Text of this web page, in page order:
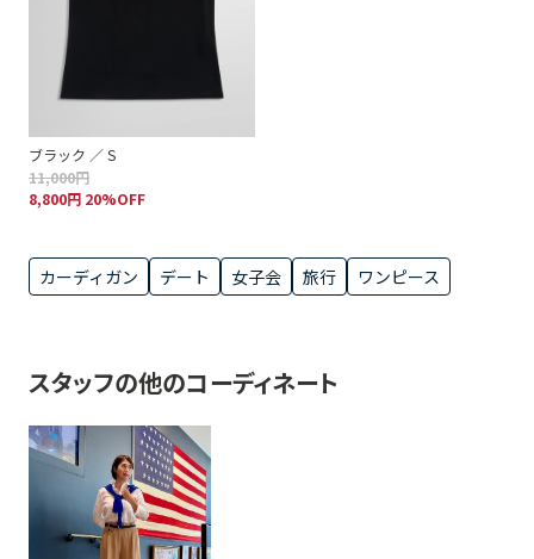
ブラック ／ S
11,000円
8,800円 20%OFF
カーディガン デート 女子会 旅行 ワンピース
スタッフの他のコーディネート